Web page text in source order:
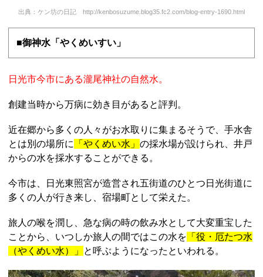
出典：ケン坊の日記 http://kenbosuzume.blog35.fc2.com/blog-entry-1690.html
■御神水「やくめいすい」
日光市今市にある瀧尾神社の自然水。
創建当時から万病に効き目があると評判。
近在郷から多くの人々がお水取りに集まるそうで、手水舎
とは別の場所に
「やくめい水」の採水場が設けられ、井戸
からの水を採水することができる。
今市は、日光東照宮が造営され五街道のひとつ日光街道に
多くの人が行き来し、宿場町として栄えた。
旅人の喉を潤し、急な病の時の飲み水として大変重宝した
ことから、いつしか旅人の間ではこの水を 「役・厄たつ水
（やくめい水）」 と呼ぶようになったといわれる。